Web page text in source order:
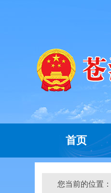
首页
您当前的位置：